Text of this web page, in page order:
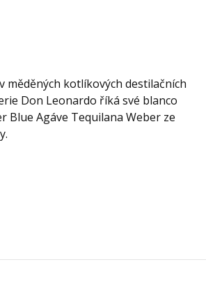
měděných kotlíkových destilačních
Don Leonardo říká své blanco
Blue Agáve Tequilana Weber ze